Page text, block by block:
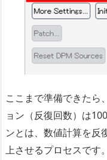
ここまで準備できたら
ョン（反復回数）は
ンとは、数値計算を反
上させるプロセスです